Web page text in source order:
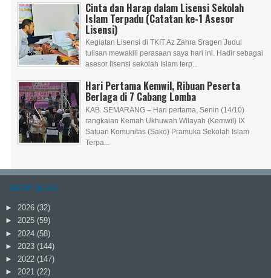
Cinta dan Harap dalam Lisensi Sekolah
Islam Terpadu (Catatan ke-1 Asesor
Lisensi)
Kegiatan Lisensi di TKIT Az Zahra Sragen Judul
tulisan mewakili perasaan saya hari ini. Hadir sebagai
asesor lisensi sekolah Islam terp...
Hari Pertama Kemwil, Ribuan Peserta
Berlaga di 7 Cabang Lomba
KAB. SEMARANG – Hari pertama, Senin (14/10)
rangkaian Kemah Ukhuwah Wilayah (Kemwil) IX
Satuan Komunitas (Sako) Pramuka Sekolah Islam
Terpa...
ARSIP BLOG
► 2026 (32)
► 2025 (59)
► 2024 (58)
► 2023 (144)
► 2022 (147)
► 2021 (22)